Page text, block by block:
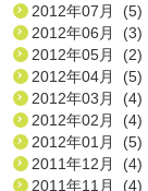
2012年07月 (5)
2012年06月 (3)
2012年05月 (2)
2012年04月 (5)
2012年03月 (4)
2012年02月 (4)
2012年01月 (5)
2011年12月 (4)
2011年11月 (4)